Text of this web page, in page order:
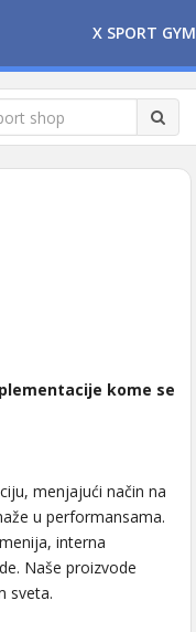
X SPORT GYM
kome se
menjajući način na
u performansama.
interna
Naše proizvode
sveta.